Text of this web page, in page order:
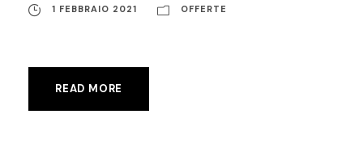
1 FEBBRAIO 2021 OFFERTE
READ MORE